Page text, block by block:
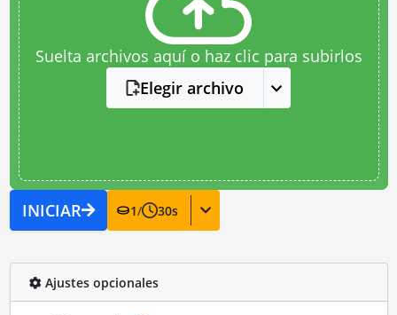
Suelta archivos aquí o haz clic para subirlos
Elegir archivo
INICIAR 1/ 30s
Ajustes opcionales